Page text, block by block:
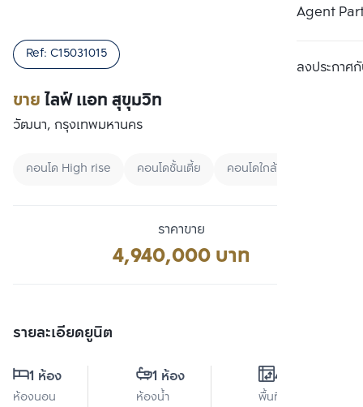
Agent
ลงประกาศกั
ขายไลฟ์ แอท สุขุมวิท
Ref: C15031015
วัฒนา, กรุงเทพมหานคร
คอนโด High rise คอนโดชั้นเตี้ย คอนโดใกล้ BTS
ราคาขาย
4,940,000 บาท
รายละเอียดยูนิต
1 ห้อง
ห้องนอน
1 ห้อง
ห้องน้ำ
41 ตร.ม.
พื้นที่ใช้สอย